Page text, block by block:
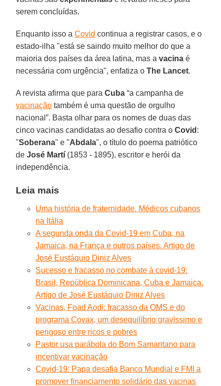
serem concluídas.
Enquanto isso aCovid continua a registrar casos, e o
estado-ilha "está se saindo muito melhor do que a
maioria dos países da área latina, mas avacina é
necessária com urgência", enfatiza oThe Lancet.
A revista afirma que paraCuba “a campanha de
vacinação também é uma questão de orgulho
nacional”. Basta olhar para os nomes de duas das
cinco vacinas candidatas ao desafio contra oCovid :
"Soberana" e "Abdala", o título do poema patriótico
deJosé Martí (1853 - 1895), escritor e herói da
independência.
Leia mais
Uma história de fraternidade. Médicos cubanos
na Itália
A segunda onda da Covid-19 em Cuba, na
Jamaica, na França e outros países. Artigo de
José Eustáquio Diniz Alves
Sucesso e fracasso no combate à covid-19:
Brasil, República Dominicana, Cuba e Jamaica.
Artigo de José Eustáquio Diniz Alves
Vacinas, Foad Aodi: fracasso da OMS e do
programa Covax, um desequilíbrio gravíssimo e
perigoso entre ricos e pobres
Pastor usa parábola do Bom Samaritano para
incentivar vacinação
Covid-19: Papa desafia Banco Mundial e FMI a
promover financiamento solidário das vacinas